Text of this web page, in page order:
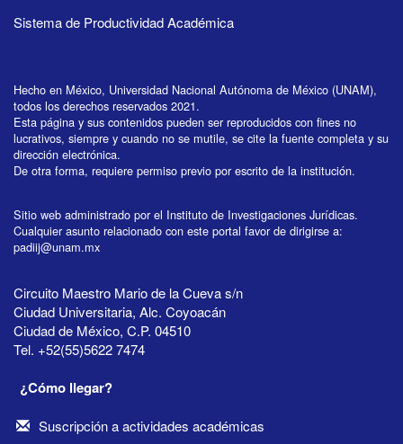
Sistema de Productividad Académica
Hecho en México, Universidad Nacional Autónoma de México (UNAM),
todos los derechos reservados 2021.
Esta página y sus contenidos pueden ser reproducidos con fines no
lucrativos, siempre y cuando no se mutile, se cite la fuente completa y su
dirección electrónica.
De otra forma, requiere permiso previo por escrito de la institución.
Sitio web administrado por el Instituto de Investigaciones Jurídicas.
Cualquier asunto relacionado con este portal favor de dirigirse a:
padiij@unam.mx
Circuito Maestro Mario de la Cueva s/n
Ciudad Universitaria, Alc. Coyoacán
Ciudad de México, C.P. 04510
Tel. +52(55)5622 7474
¿Cómo llegar?
Suscripción a actividades académicas